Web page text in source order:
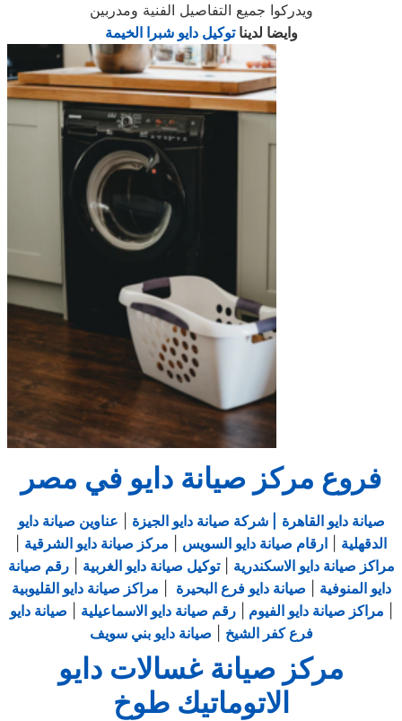
ويدركوا جميع التفاصيل الفنية ومدربين
وايضا لديناتوكيل دايو شبرا الخيمة
فروع مركز صيانة دايو في مصر
صيانة دايو القاهرة | شركة صيانة دايو الجيزة
عناوين صيانة دايو
الدقهلية
ارقام صيانة دايو السويس مركز صيانة دايو الشرقية
مراكز صيانة دايو الاسكندرية |توكيل صيانة دايو الغربية |رقم صيانة
دايو المنوفية
صيانة دايو فرع البحيرة
مراكز صيانة دايو القليوبية
مراكز صيانة دايو الفيوم |رقم صيانة دايو الاسماعيلية
صيانة دايو
فرع كفر الشيخ
صيانة دايو بني سويف
مركز صيانة غسالات دايو
الاتوماتيك طوخ